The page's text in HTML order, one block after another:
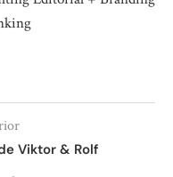
Viktor & Rolf